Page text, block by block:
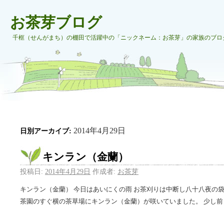
お茶芽ブログ
千框（せんがまち）の棚田で活躍中の「ニックネーム：お茶芽」の家族のブ
日別アーカイブ: 2014年4月29日
キンラン（金蘭）
投稿日: 2014年4月29日 作成者: お茶芽
キンラン（金蘭） 今日はあいにくの雨 お茶刈りは中断し八十八夜の
茶園のすぐ横の茶草場にキンラン（金蘭）が咲いていました。 少し